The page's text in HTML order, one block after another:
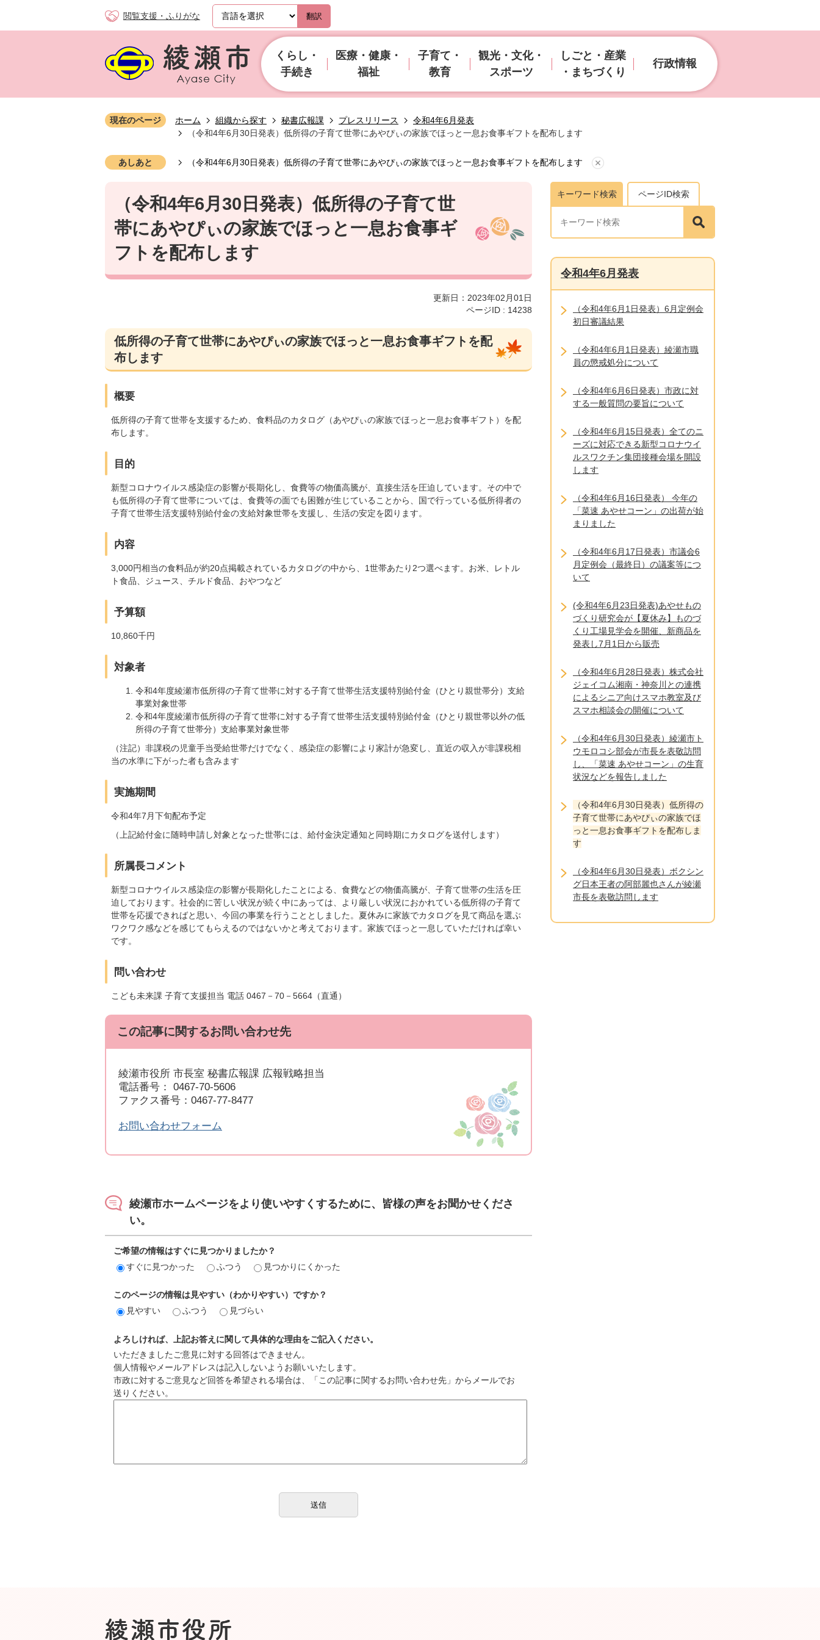
閲覧支援・ふりがな 翻訳
くらし・
手続き
医療・健康・
福祉
子育て・
教育
観光・文化・
スポーツ
しごと・産業
・まちづくり
行政情報
現在のページ ホーム 組織から探す 秘書広報課 プレスリリース
令和4年6月発表
（令和4年6月30日発表）低所得の子育て世帯にあやぴぃの家族でほっと一息お食事ギフトを配布します
あしあと （令和4年6月30日発表）低所得の子育て世帯にあやぴぃの家族でほっと一息お食事ギフトを配布します
（令和4年6月30日発表）低所得の子育て世
帯にあやぴぃの家族でほっと一息お食事ギ
フトを配布します
更新日：2023年02月01日
ページID : 14238
低所得の子育て世帯にあやぴぃの家族でほっと一息お食事ギフトを配
布します
概要
低所得の子育て世帯を支援するため、食料品のカタログ（あやぴぃの家族でほっと一息お食事ギフト）を配
布します。
目的
新型コロナウイルス感染症の影響が長期化し、食費等の物価高騰が、直接生活を圧迫しています。その中で
も低所得の子育て世帯については、食費等の面でも困難が生じていることから、国で行っている低所得者の
子育て世帯生活支援特別給付金の支給対象世帯を支援し、生活の安定を図ります。
内容
3,000円相当の食料品が約20点掲載されているカタログの中から、1世帯あたり2つ選べます。お米、レトル
ト食品、ジュース、チルド食品、おやつなど
予算額
10,860千円
対象者
令和4年度綾瀬市低所得の子育て世帯に対する子育て世帯生活支援特別給付金（ひとり親世帯分）支給
事業対象世帯
令和4年度綾瀬市低所得の子育て世帯に対する子育て世帯生活支援特別給付金（ひとり親世帯以外の低
所得の子育て世帯分）支給事業対象世帯
（注記）非課税の児童手当受給世帯だけでなく、感染症の影響により家計が急変し、直近の収入が非課税相
当の水準に下がった者も含みます
実施期間
令和4年7月下旬配布予定
（上記給付金に随時申請し対象となった世帯には、給付金決定通知と同時期にカタログを送付します）
所属長コメント
新型コロナウイルス感染症の影響が長期化したことによる、食費などの物価高騰が、子育て世帯の生活を圧
迫しております。社会的に苦しい状況が続く中にあっては、より厳しい状況におかれている低所得の子育て
世帯を応援できればと思い、今回の事業を行うこととしました。夏休みに家族でカタログを見て商品を選ぶ
ワクワク感などを感じてもらえるのではないかと考えております。家族でほっと一息していただければ幸い
です。
問い合わせ
こども未来課 子育て支援担当 電話 0467－70－5664（直通）
この記事に関するお問い合わせ先
綾瀬市役所 市長室 秘書広報課 広報戦略担当
電話番号： 0467-70-5606
ファクス番号：0467-77-8477
お問い合わせフォーム
綾瀬市ホームページをより使いやすくするために、皆様の声をお聞かせくださ
い。
ご希望の情報はすぐに見つかりましたか？
すぐに見つかった
ふつう 見つかりにくかった
このページの情報は見やすい（わかりやすい）ですか？
見やすい
ふつう 見づらい
よろしければ、上記お答えに関して具体的な理由をご記入ください。
いただきましたご意見に対する回答はできません。
個人情報やメールアドレスは記入しないようお願いいたします。
市政に対するご意見など回答を希望される場合は、「この記事に関するお問い合わせ先」からメールでお
送りください。
キーワード検索 ページID検索
令和4年6月発表
（令和4年6月1日発表）6月定例会
初日審議結果
（令和4年6月1日発表）綾瀬市職
員の懲戒処分について
（令和4年6月6日発表）市政に対
する一般質問の要旨について
（令和4年6月15日発表）全てのニ
ーズに対応できる新型コロナウイ
ルスワクチン集団接種会場を開設
します
（令和4年6月16日発表） 今年の
「菜速 あやせコーン」の出荷が始
まりました
（令和4年6月17日発表）市議会6
月定例会（最終日）の議案等につ
いて
(令和4年6月23日発表)あやせもの
づくり研究会が【夏休み】ものづ
くり工場見学会を開催、新商品を
発表し7月1日から販売
（令和4年6月28日発表）株式会社
ジェイコム湘南・神奈川との連携
によるシニア向けスマホ教室及び
スマホ相談会の開催について
（令和4年6月30日発表）綾瀬市ト
ウモロコシ部会が市長を表敬訪問
し、「菜速 あやせコーン」の生育
状況などを報告しました
（令和4年6月30日発表）低所得の
子育て世帯にあやぴぃの家族でほ
っと一息お食事ギフトを配布しま
す
（令和4年6月30日発表）ボクシン
グ日本王者の阿部麗也さんが綾瀬
市長を表敬訪問します